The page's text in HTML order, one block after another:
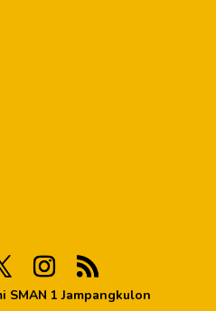
SMAN 1 Jampangkulon